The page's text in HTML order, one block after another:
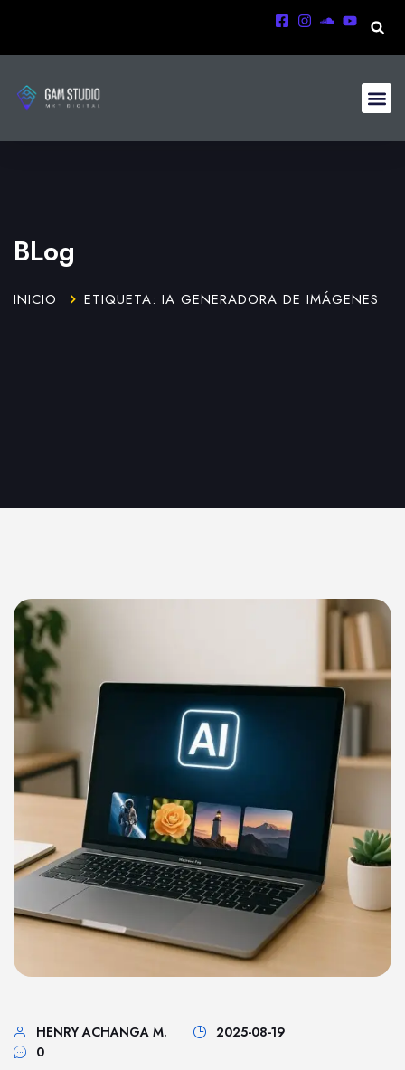
BLog
INICIO ETIQUETA: IA GENERADORA DE IMÁGENES
HENRY ACHANGA M.
2025-08-19
0